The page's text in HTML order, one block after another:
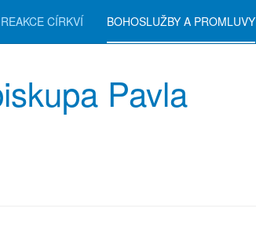
REAKCE CÍRKVÍ BOHOSLUŽBY A PROMLUVY
Pavla